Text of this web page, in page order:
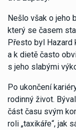
Nešlo však o jeho
který se časem
Přesto byl Hazard
a k dietě často
s jeho slabými
Po ukončení
rodinný život.
část času svým
roli „taxikáře“, jak